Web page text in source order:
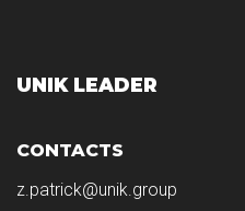
UNIK LEADER
CONTACTS
z.patrick@unik.group